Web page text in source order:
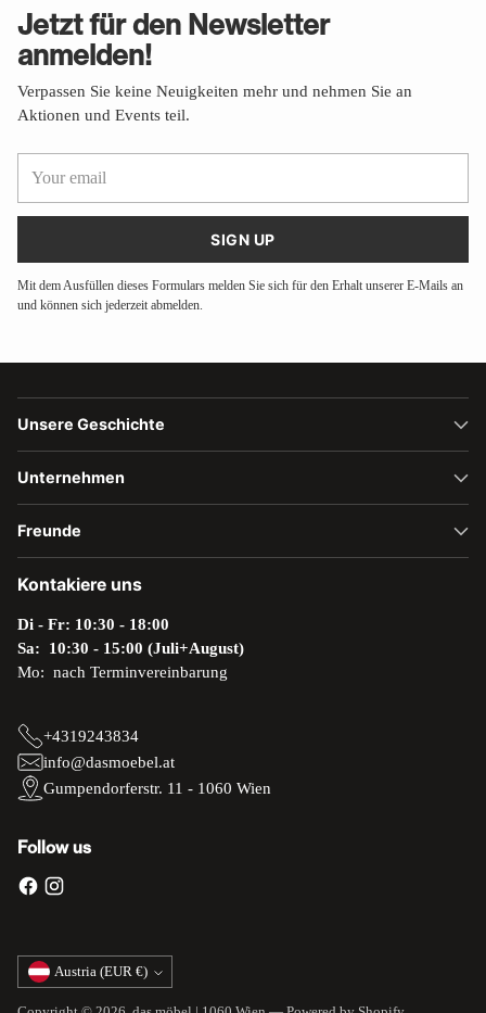
Jetzt für den Newsletter
anmelden!
Verpassen Sie keine Neuigkeiten mehr und nehmen Sie an
Aktionen und Events teil.
email
SIGN UP
Mit dem Ausfüllen dieses Formulars melden Sie sich für den Erhalt unserer E-Mails an
und können sich jederzeit abmelden.
Unsere Geschichte
Unternehmen
Freunde
Kontakiere uns
Di - Fr: 10:30 - 18:00
Sa: 10:30 - 15:00 (Juli+August)
Mo: nach Terminvereinbarung
+4319243834
info@dasmoebel.at
Gumpendorferstr. 11 - 1060 Wien
Follow us
Currency Austria (EUR €)